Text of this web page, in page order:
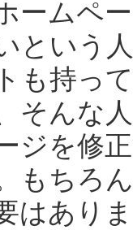
ームペ
という
も持っ
そんな
ジを修
もちろ
はあり